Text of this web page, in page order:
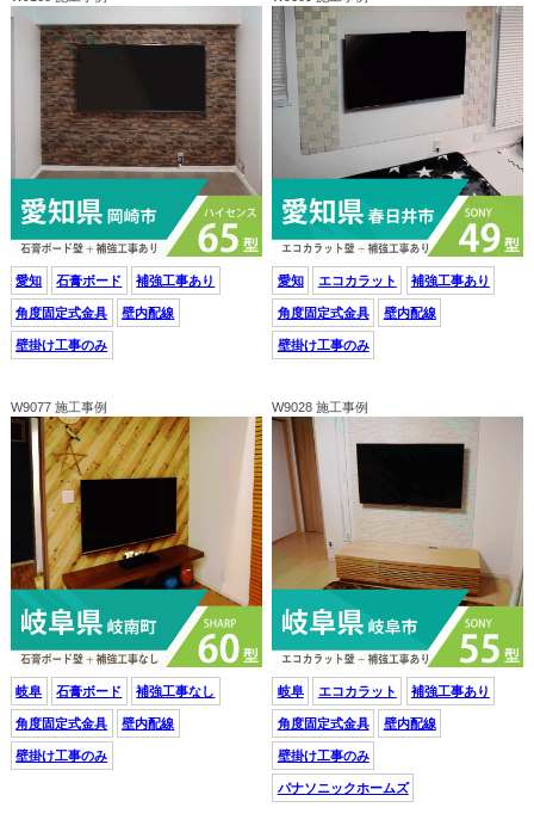
愛知 石膏ボード 補強工事あり
角度固定式金具 壁内配線
壁掛け工事のみ
愛知 エコカラット 補強工事あり
角度固定式金具 壁内配線
壁掛け工事のみ
W9077 施工事例
岐阜 石膏ボード 補強工事なし
角度固定式金具 壁内配線
壁掛け工事のみ
W9028 施工事例
岐阜 エコカラット 補強工事あり
角度固定式金具 壁内配線
壁掛け工事のみ
パナソニックホームズ